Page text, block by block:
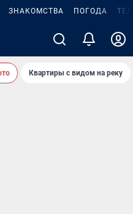
ЗНАКОМСТВА ПОГОДА
Квартиры с видом на реку